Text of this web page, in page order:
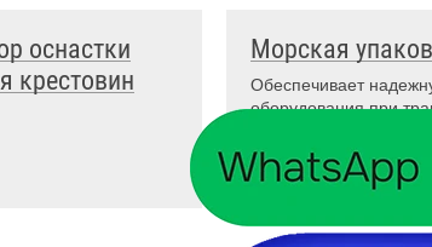
оснастки
крестовин
Морская
Обеспечивает
оборудования при